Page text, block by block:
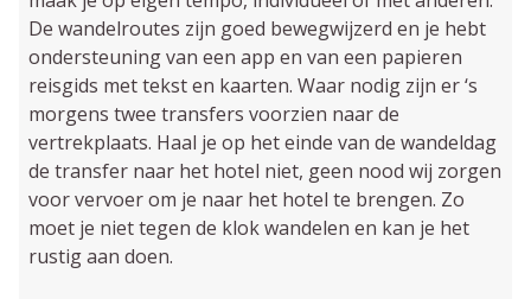
De wandelroutes zijn goed bewegwijzerd en je hebt
ondersteuning van een app en van een papieren
reisgids met tekst en kaarten. Waar nodig zijn er ‘s
morgens twee transfers voorzien naar de
vertrekplaats. Haal je op het einde van de wandeldag
de transfer naar het hotel niet, geen nood wij zorgen
voor vervoer om je naar het hotel te brengen. Zo
moet je niet tegen de klok wandelen en kan je het
rustig aan doen.